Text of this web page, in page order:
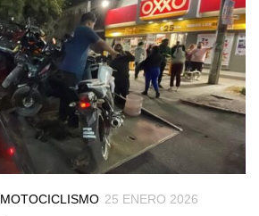
MOTOCICLISMO 25 ENERO 2026